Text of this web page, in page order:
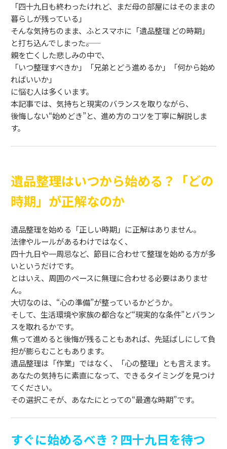
「四十九日も終わったけれど、まだ母の部屋にはそのままの
暮らしが残っている」
そんな気持ちのまま、ふとスマホに「遺品整理 どの時期」
と打ち込んでしまった――。
親を亡くした悲しみの中で、
「いつ整理すべきか」「兄弟とどう進めるか」「何から始め
ればいいか」
に悩む人は多くいます。
本記事では、気持ちと現実のバランスを取りながら、
後悔しない“始めどき”と、進め方のコツを丁寧に解説しま
す。
遺品整理はいつから始める？「どの
時期」が正解なのか
遺品整理を始める「正しい時期」に正解はありません。
法律やルールがあるわけではなく、
四十九日や一周忌など、節目に合わせて整理を始める方が多
いというだけです。
とはいえ、周囲のペースに無理に合わせる必要はありませ
ん。
大切なのは、“心の準備”が整っているかどうか。
そして、生活環境や家族の都合など“現実的な条件”とバラン
スを取れるかです。
焦って進めると後悔が残ることもあれば、先延ばしにして負
担が膨らむこともあります。
遺品整理は「作業」ではなく、「心の整理」とも言えます。
あなたの気持ちに素直になって、できるタイミングを見つけ
てください。
その選択こそが、あなたにとっての“最適な時期”です。
すぐに始めるべき？四十九日を待つ